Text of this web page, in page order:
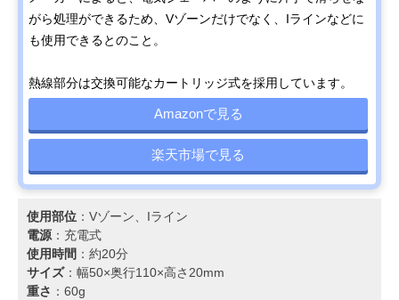
がら処理ができるため、Vゾーンだけでなく、Iラインなどに
も使用できるとのこと。
熱線部分は交換可能なカートリッジ式を採用しています。
Amazonで見る
楽天市場で見る
使用部位 ：Vゾーン、Iライン
電源 ：充電式
使用時間 ：約20分
サイズ：幅50×奥行110×高さ20mm
重さ ：60g